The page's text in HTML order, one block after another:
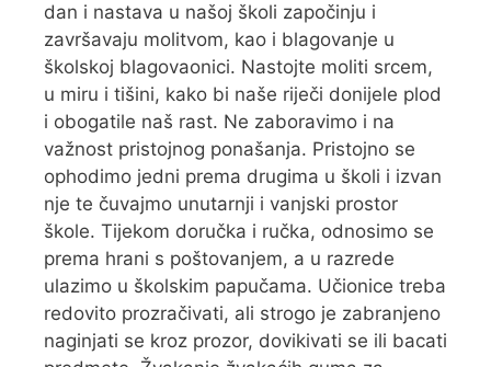
dan i nastava u našoj školi započinju i
završavaju molitvom, kao i blagovanje u
školskoj blagovaonici. Nastojte moliti srcem,
u miru i tišini, kako bi naše riječi donijele plod
i obogatile naš rast. Ne zaboravimo i na
važnost pristojnog ponašanja. Pristojno se
ophodimo jedni prema drugima u školi i izvan
nje te čuvajmo unutarnji i vanjski prostor
škole. Tijekom doručka i ručka, odnosimo se
prema hrani s poštovanjem, a u razrede
ulazimo u školskim papučama. Učionice treba
redovito prozračivati, ali strogo je zabranjeno
naginjati se kroz prozor, dovikivati se ili bacati